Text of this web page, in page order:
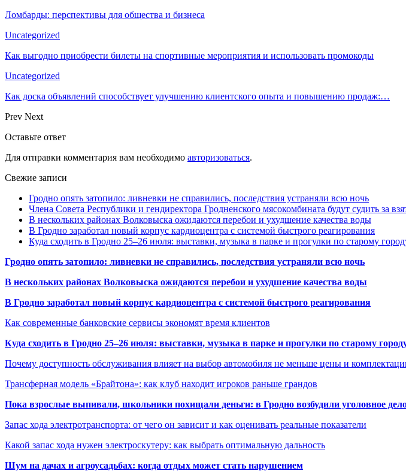
Ломбарды: перспективы для общества и бизнеса
Uncategorized
Как выгодно приобрести билеты на спортивные мероприятия и использовать промокоды
Uncategorized
Как доска объявлений способствует улучшению клиентского опыта и повышению продаж:…
Prev Next
Оставьте ответ
Для отправки комментария вам необходимо авторизоваться.
Свежие записи
Гродно опять затопило: ливневки не справились, последствия устраняли всю ночь
Члена Совета Республики и гендиректора Гродненского мясокомбината будут судить за
В нескольких районах Волковыска ожидаются перебои и ухудшение качества воды
В Гродно заработал новый корпус кардиоцентра с системой быстрого реагирования
Куда сходить в Гродно 25–26 июля: выставки, музыка в парке и прогулки по старому
Гродно опять затопило: ливневки не справились, последствия устраняли всю ночь
В нескольких районах Волковыска ожидаются перебои и ухудшение качества воды
В Гродно заработал новый корпус кардиоцентра с системой быстрого реагирования
Как современные банковские сервисы экономят время клиентов
Куда сходить в Гродно 25–26 июля: выставки, музыка в парке и прогулки по старому
Почему доступность обслуживания влияет на выбор автомобиля не меньше цены и
Трансферная модель «Брайтона»: как клуб находит игроков раньше грандов
Пока взрослые выпивали, школьники похищали деньги: в Гродно возбудили уголовное
Запас хода электротранспорта: от чего он зависит и как оценивать реальные показатели
Какой запас хода нужен электроскутеру: как выбрать оптимальную дальность
Шум на дачах и агроусадьбах: когда отдых может стать нарушением